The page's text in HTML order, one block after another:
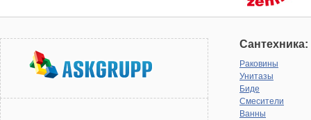
Сантехника:
Раковины
Унитазы
Биде
Смесители
Ванны